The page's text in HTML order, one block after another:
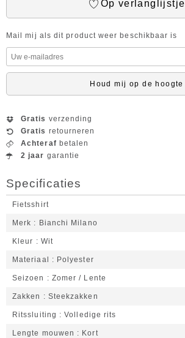
Op verlanglijstje
Mail mij als dit product weer beschikbaar is
Houd mij op de hoogte
Gratis verzending
Gratis retourneren
Achteraf betalen
2 jaar garantie
Specificaties
Fietsshirt
Merk Bianchi Milano
Kleur Wit
Materiaal Polyester
Seizoen Zomer / Lente
Zakken Steekzakken
Ritssluiting Volledige rits
Lengte mouwen Kort